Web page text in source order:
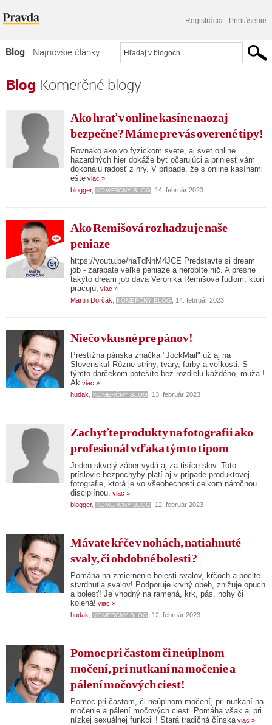
Registrácia Prihlásenie
Blog
Najnovšie články
Najčítanejšie články
Najkomentovanejšie články
Zoznam blogov
Komerčné blogy
Blog Komerčné blogy
Ako hrať v online kasíne naozaj
bezpečne? Máme pre vás overené tipy!
Rovnako ako vo fyzickom svete, aj svet online
hazardných hier dokáže byť očarujúci a priniesť vám
dokonalú radosť z hry. V prípade, že s online kasínami
ešte viac »
blogger, KOMERČNÝ BLOG , 14. február 2023
Ako Remišová rozhadzuje naše
peniaze
https://youtu.be/naTdNnM4JCE Predstavte si dream
job - zarábate veľké peniaze a nerobíte nič. A presne
takýto dream job dáva Veronika Remišová ľuďom, ktorí
pracujú, viac »
Martin Dorčák
KOMERČNÝ BLOG , 14. február 2023
Niečo vkusné pre pánov!
Prestížna pánska značka "JockMail" už aj na
Slovensku! Rôzne strihy, tvary, farby a veľkosti. S
týmto darčekom potešíte bez rozdielu každého, muža !
Ak viac »
hudak
KOMERČNÝ BLOG , 13. február 2023
Zachyťte produkty na fotografii ako
profesionál vďaka týmto tipom
Jeden skvelý záber vydá aj za tisíce slov. Toto
príslovie bezpochyby platí aj v prípade produktovej
fotografie, ktorá je vo všeobecnosti celkom náročnou
disciplínou. viac »
blogger, KOMERČNÝ BLOG , 12. február 2023
Mávate kŕče v nohách, natiahnuté
svaly, či obdobné bolesti?
Pomáha na zmiernenie bolesti svalov, kŕčoch a pocite
stvrdnutia svalov! Podporuje krvný obeh, znižuje opuch
a bolesť! Je vhodný na ramená, krk, pás, nohy či
kolená! viac »
hudak
KOMERČNÝ BLOG , 12. február 2023
Pomoc pri častom či neúplnom
močení, pri nutkaní na močenie a
pálení močových ciest!
Pomoc pri častom, či neúplnom močení, pri nutkaní na
močenie a pálení močových ciest. Pomáha však aj pri
nízkej sexuálnej funkcii ! Stará tradičná čínska viac »